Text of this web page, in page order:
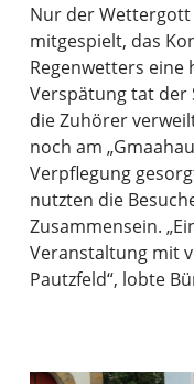
Nur der Wettergott
mitgespielt, das
Regenwetters eine
Verspätung tat der
die Zuhörer
noch am
Verpflegung
nutzten die
Zusammensein.
Veranstaltung mit
Pautzfeld“, lobte